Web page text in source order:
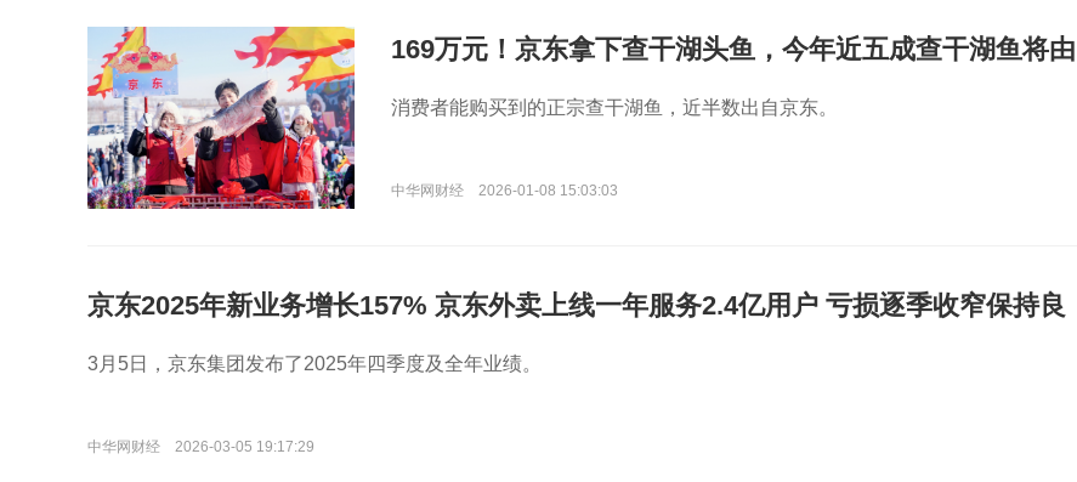
169万元！京东拿下查干湖头鱼，今年近五成查干湖鱼将由
京东包销
消费者能购买到的正宗查干湖鱼，近半数出自京东。
中华网财经 2026-01-08 15:03:03
京东2025年新业务增长157% 京东外卖上线一年服务2.4亿用户 亏损逐季收窄保持良
性增长
​3月5日，京东集团发布了2025年四季度及全年业绩。
中华网财经 2026-03-05 19:17:29